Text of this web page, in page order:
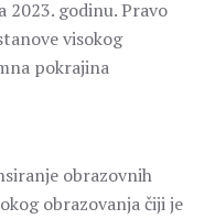
godinu. Pravo
visokog
pokrajina
obrazovnih
obrazovanja čiji je